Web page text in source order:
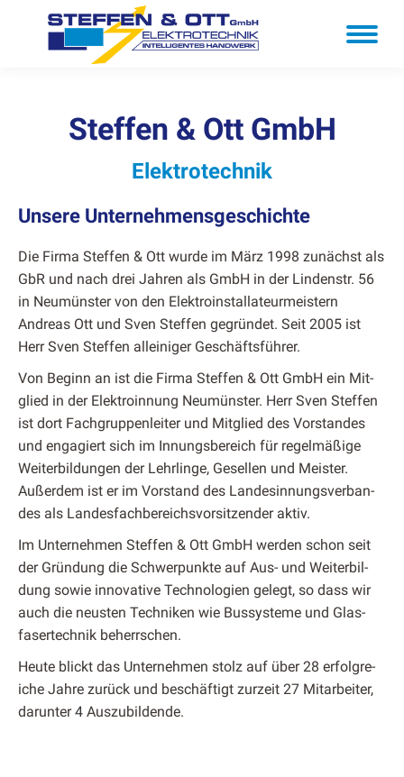
Steffen & Ott GmbH
Elek­trotech­nik
Unsere Unternehmensgeschichte
Die Fir­ma Stef­fen & Ott wurde im März 1998 zunächst als
GbR und nach drei Jahren als GmbH in der Lin­den­str. 56
in Neumün­ster von den Elek­troin­stal­la­teurmeis­tern
Andreas Ott und Sven Stef­fen gegrün­det. Seit 2005 ist
Herr Sven Stef­fen alleiniger Geschäfts­führer.
Von Beginn an ist die Fir­ma Stef­fen & Ott GmbH ein Mit­
glied in der Elek­troin­nung Neumün­ster. Herr Sven Stef­fen
ist dort Fach­grup­pen­leit­er und Mit­glied des Vor­standes
und engagiert sich im Innungs­bere­ich für regelmäßige
Weit­er­bil­dun­gen der Lehrlinge, Gesellen und Meis­ter.
Außer­dem ist er im Vor­stand des Lan­desin­nungsver­ban­
des als Lan­des­fach­bere­ichsvor­sitzen­der aktiv.
Im Unternehmen Stef­fen & Ott GmbH wer­den schon seit
der Grün­dung die Schw­er­punk­te auf Aus- und Weit­er­bil­
dung sowie inno­v­a­tive Tech­nolo­gien gelegt, so dass wir
auch die neusten Tech­niken wie Bussys­teme und Glas­
fasertech­nik beherrschen.
Heute blickt das Unternehmen stolz auf über 28 erfol­gre­
iche Jahre zurück und beschäftigt zurzeit 27 Mitar­beit­er,
darunter 4 Auszu­bildende.